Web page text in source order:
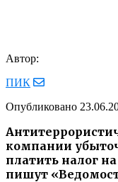
Автор:
ПИК
Опубликовано
компании
платить налог
пишут